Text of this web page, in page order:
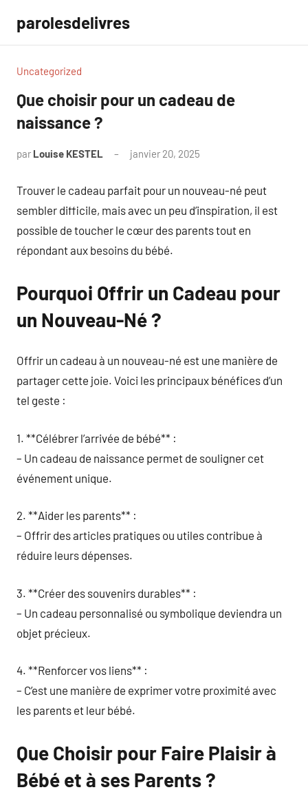
contenu
parolesdelivres
Uncategorized
Que choisir pour un cadeau de
naissance ?
par Louise KESTEL janvier 20, 2025
Trouver le cadeau parfait pour un nouveau-né peut
sembler difficile, mais avec un peu d’inspiration, il est
possible de toucher le cœur des parents tout en
répondant aux besoins du bébé.
Pourquoi Offrir un Cadeau pour
un Nouveau-Né ?
Offrir un cadeau à un nouveau-né est une manière de
partager cette joie. Voici les principaux bénéfices d’un
tel geste :
1. **Célébrer l’arrivée de bébé** :
– Un cadeau de naissance permet de souligner cet
événement unique.
2. **Aider les parents** :
– Offrir des articles pratiques ou utiles contribue à
réduire leurs dépenses.
3. **Créer des souvenirs durables** :
– Un cadeau personnalisé ou symbolique deviendra un
objet précieux.
4. **Renforcer vos liens** :
– C’est une manière de exprimer votre proximité avec
les parents et leur bébé.
Que Choisir pour Faire Plaisir à
Bébé et à ses Parents ?